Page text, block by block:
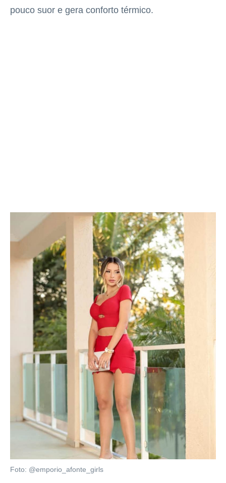
pouco suor e gera conforto térmico.
Foto: @emporio_afonte_girls